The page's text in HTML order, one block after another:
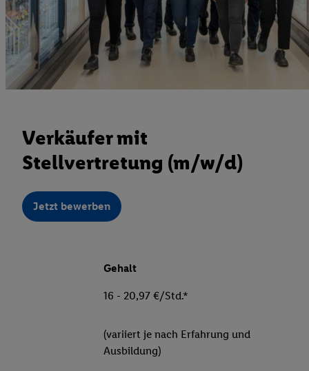
Verkäufer mit
Stellvertretung (m/w/d)
Jetzt bewerben
Gehalt
16 - 20,97 €/Std.*
(variiert je nach Erfahrung und
Ausbildung)